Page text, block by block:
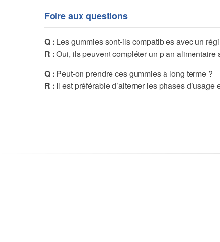
Foire aux questions
Q : Les gummies sont-ils compatibles avec un
R : Oui, ils peuvent compléter un plan
Q : Peut-on prendre ces gummies à long terme ?
R : Il est préférable d’alterner les phases